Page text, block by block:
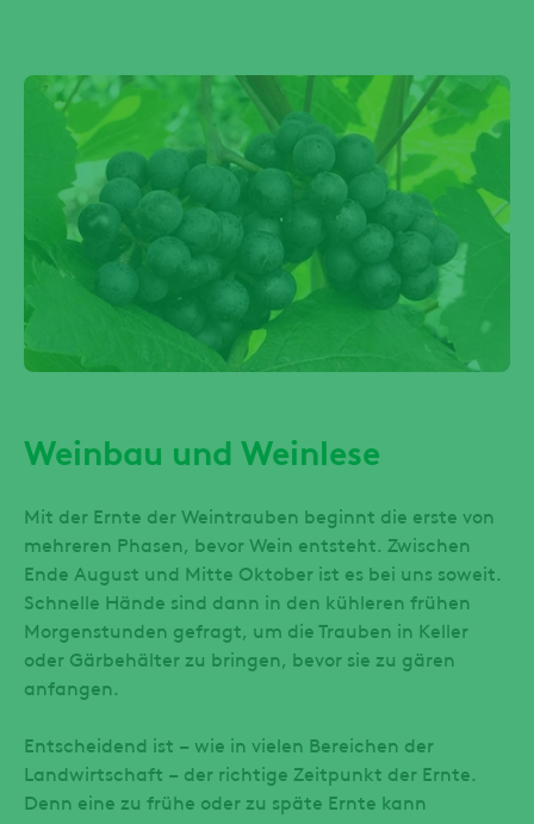
Weinbau und Weinlese
Mit der Ernte der Weintrauben beginnt die erste von
mehreren Phasen, bevor Wein entsteht. Zwischen
Ende August und Mitte Oktober ist es bei uns soweit.
Schnelle Hände sind dann in den kühleren frühen
Morgenstunden gefragt, um die Trauben in Keller
oder Gärbehälter zu bringen, bevor sie zu gären
anfangen.
Entscheidend ist – wie in vielen Bereichen der
Landwirtschaft – der richtige Zeitpunkt der Ernte.
Denn eine zu frühe oder zu späte Ernte kann